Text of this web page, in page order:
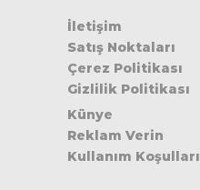
İletişim
Satış Noktaları
Çerez Politikası
Gizlilik Politikası
Künye
Reklam Verin
Kullanım Koşulları